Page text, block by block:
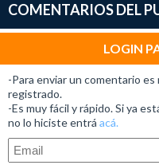
COMENTARIOS DEL
LOGIN
-Para enviar un comentario
registrado.
-Es muy fácil y rápido. Si ya
no lo hiciste entrá acá.